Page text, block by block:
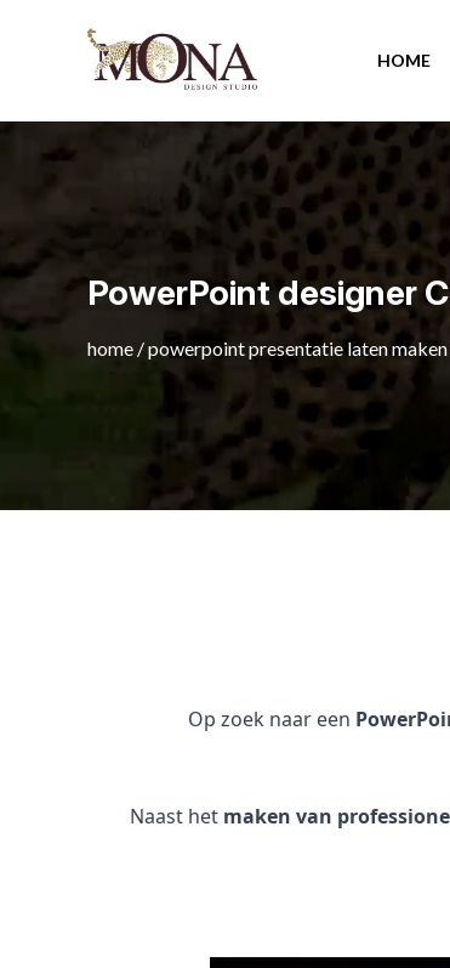
HOME
PowerPoint designer
home /powerpoint presentatie laten maken
Op zoek naar een
Naast het maken van